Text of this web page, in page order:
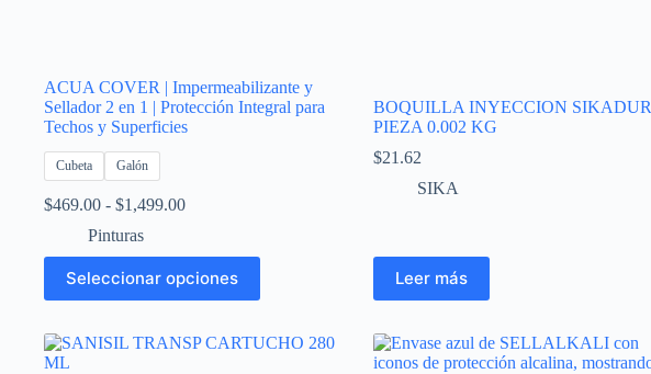
ACUA COVER | Impermeabilizante y
Sellador 2 en 1 | Protección Integral para
Techos y Superficies
Cubeta Galón
$469.00 - $1,499.00Rango
desde
$469.00
hasta
Pinturas
Seleccionar opciones
Este
producto
tiene
variantes.
Las
BOQUILLA INYECCION SIKADUR
PIEZA 0.002 KG
$21.62
SIKA
Leer más